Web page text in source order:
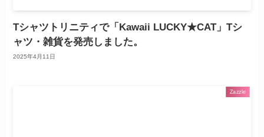
Tシャツトリニティで「Kawaii LUCKY★CAT」Tシ
ャツ・雑貨を発売しました。
2025年4月11日
Zazzle